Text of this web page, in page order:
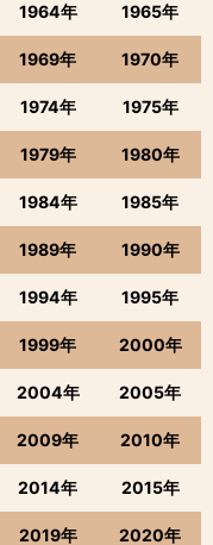
1964年 1965年
1969年 1970年
1974年 1975年
1979年 1980年
1984年 1985年
1989年 1990年
1994年 1995年
1999年 2000年
2004年 2005年
2009年 2010年
2014年 2015年
2019年 2020年